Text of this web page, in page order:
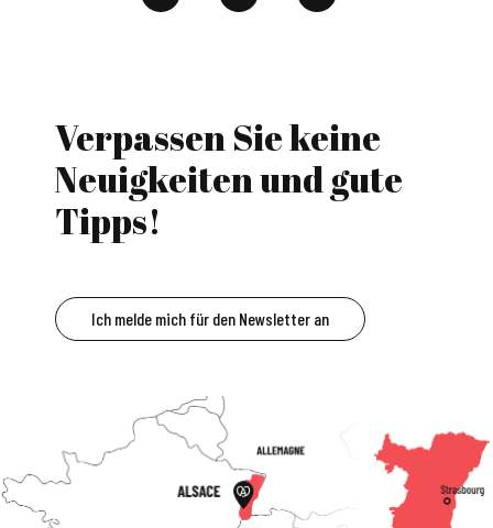
Verpassen Sie keine
Neuigkeiten und gute
Tipps!
Ich melde mich für den Newsletter an